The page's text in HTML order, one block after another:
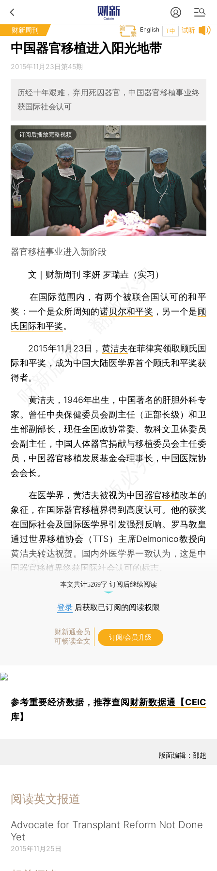
财新周刊 试听
T中
English
中国器官移植进入阳光地带
2015年11月23日第45期
历经十年艰难，弃用死囚器官，中国器官移植事业终
获国际社会认可
订阅后播放完整视频
器官移植事业进入新阶段
文｜财新周刊 李妍 罗瑞垚（实习）
在国际范围内，有两个被联合国认可的和平
奖：一个是众所周知的诺贝尔和平奖 ，另一个是顾
氏国际和平奖。
2015年11月23日， 黄洁夫在菲律宾领取顾氏国
际和平奖，成为中国大陆医学界首个顾氏和平奖获
得者。
黄洁夫，1946年出生，中国著名的肝胆外科专
家。曾任中央保健委员会副主任（正部长级）和卫
生部副部长，现任全国政协常委、教科文卫体委员
会副主任，中国人体器官捐献与移植委员会主任委
员，中国器官移植发展基金会理事长，中国医院协
会会长。
在医学界，黄洁夫被视为中国器官移植改革的
象征，在国际器官移植界得到高度认可。他的获奖
在国际社会及国际医学界引发强烈反响。罗马教皇
通过世界移植协会（TTS）主席Delmonico教授向
黄洁夫转达祝贺。国内外医学界一致认为，这是中
国器官移植界终获国际社会认可的标志。
本文共计5269字 订阅后继续阅读
登录 后获取已订阅的阅读权限
财新通会员
可畅读全文
订阅/会员升级
参考重要经济数据，推荐查阅 财新数据通【CEIC
库】
版面编辑：邵超
阅读英文报道
Advocate for Transplant Reform Not Done
Yet
2015年11月25日